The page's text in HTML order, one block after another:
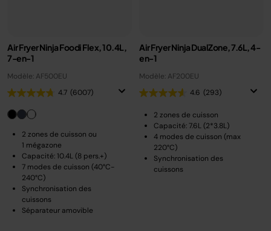
Air Fryer Ninja Foodi Flex, 10.4L,
7-en-1
Modèle: AF500EU
4.7 (6007)
2 zones de cuisson ou
1 mégazone
Capacité: 10.4L (8 pers.+)
7 modes de cuisson (40°C-
240°C)
Synchronisation des
cuissons
Séparateur amovible
Air Fryer Ninja DualZone, 7.6L, 4-
en-1
Modèle: AF200EU
4.6 (293)
2 zones de cuisson
Capacité: 7.6L (2*3.8L)
4 modes de cuisson (max
220°C)
Synchronisation des
cuissons